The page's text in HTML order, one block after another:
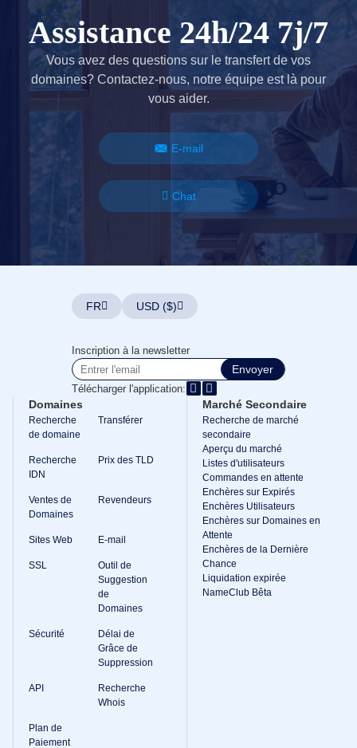
noms
de
domaine
Guide
d'investissement
dans
les
d'affiliation
Programme
Centre
Responsable
Compte
support
Nous
Contacter
Tickets
de
support
un
abus
des
Demandes
fonctionnalités
Assistance 24h/24 7j/7
Vous avez des questions sur le transfert de vos
domaines? Contactez-nous, notre équipe est là pour
vous aider.
E-mail
Chat
FR USD ($)
Inscription à la newsletter
Envoyer
Télécharger l'application:
Domaines
Recherche
de domaine
Transférer
Recherche
IDN
Prix des TLD
Ventes de
Domaines
Revendeurs
Sites Web E-mail
SSL
Outil de
Suggestion
de
Domaines
Sécurité
Délai de
Grâce de
Suppression
API
Recherche
Whois
Plan de
Paiement
Marché Secondaire
Recherche de marché
secondaire
Aperçu du marché
Listes d'utilisateurs
Commandes en attente
Enchères sur Expirés
Enchères Utilisateurs
Enchères sur Domaines en
Attente
Enchères de la Dernière
Chance
Liquidation expirée
NameClub Bêta